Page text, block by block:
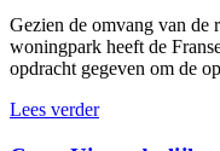
Gezien de omvang van de
woningpark heeft de
opdracht gegeven om de
Lees verder